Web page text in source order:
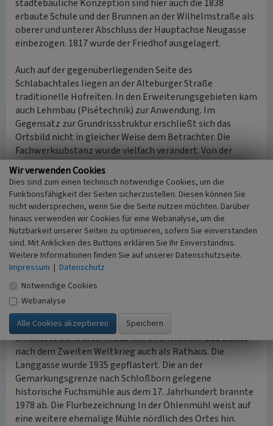
städtebauliche Konzeption sind hier auch die 1838
erbaute Schule und der Brunnen an der Wilhelmstraße als
oberer und unterer Abschluss der Hauptachse Neugasse
einbezogen. 1817 wurde der Friedhof ausgelagert.
Auch auf der gegenüberliegenden Seite des
Schlabachtales liegen an der Alteburger Straße
traditionelle Hofreiten. In den Erweiterungsgebieten kam
auch Lehmbau (Pisétechnik) zur Anwendung. Im
Gegensatz zur Grundrissstruktur erschließt sich das
Ortsbild nicht in gleicher Weise dem Betrachter. Die
Fachwerksubstanz wurde vielfach verändert. Von der
Fleckenmauer sind nur geringe Reste in den Grundmauern
der angrenzenden Bebauung erhalten. Der Scheunenkranz
ist durch Umbauten, Lücken und vorgelagerte Neubauten
nur anhand des Grundrisses nachvollziehbar. Der
Gartenring wurde, wie die Bachaue, teilweise bebaut. Die
Flurnamen Im Weyer und Auf dem Falltor weisen auf diese
ehemaligen Anlagen nordwestlich des Ortes hin. Rat- und
Backhaus, um 1700 errichtet, sind ebensowenig erhalten
wie die seit dem 17. Jahrhundert nahe der Kirche gelegene
erste Schule und ein Hirtenhaus in der
Georgbrunnenstraße. Anstelle des alten Pfarrhofes
entstand 1848 ein Pfarrhaus mit Scheune und Holzremise
in der Neugasse. Das 1926 am südlichen Ortsausgang
errichtete Schwesternhaus mit öffentlichem Bad diente
nach dem Zweiten Weltkrieg auch als Rathaus. Die
Langgasse wurde 1935 gepflastert. Die an der
Gemarkungsgrenze nach Schloßborn gelegene
historische Fuchsmühle aus dem 17. Jahrhundert brannte
1978 ab. Die Flurbezeichnung In der Öhlenmühl weist auf
eine weitere ehemalige Mühle nördlich des Ortes hin.
Wir verwenden Cookies
Dies sind zum einen technisch notwendige Cookies, um die
Funktionsfähigkeit der Seiten sicherzustellen. Diesen können Sie
nicht widersprechen, wenn Sie die Seite nutzen möchten. Darüber
hinaus verwenden wir Cookies für eine Webanalyse, um die
Nutzbarkeit unserer Seiten zu optimieren, sofern Sie einverstanden
sind. Mit Anklicken des Buttons erklären Sie Ihr Einverständnis.
Weitere Informationen finden Sie auf unserer Datenschutzseite.
Impressum | Datenschutz
Notwendige Cookies
Webanalyse